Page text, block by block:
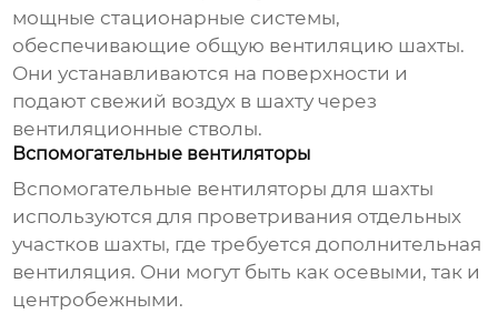
мощные стационарные системы,
обеспечивающие общую вентиляцию шахты.
Они устанавливаются на поверхности и
подают свежий воздух в шахту через
вентиляционные стволы.
Вспомогательные вентиляторы
Вспомогательные вентиляторы для шахты
используются для проветривания отдельных
участков шахты, где требуется дополнительная
вентиляция. Они могут быть как осевыми, так и
центробежными.